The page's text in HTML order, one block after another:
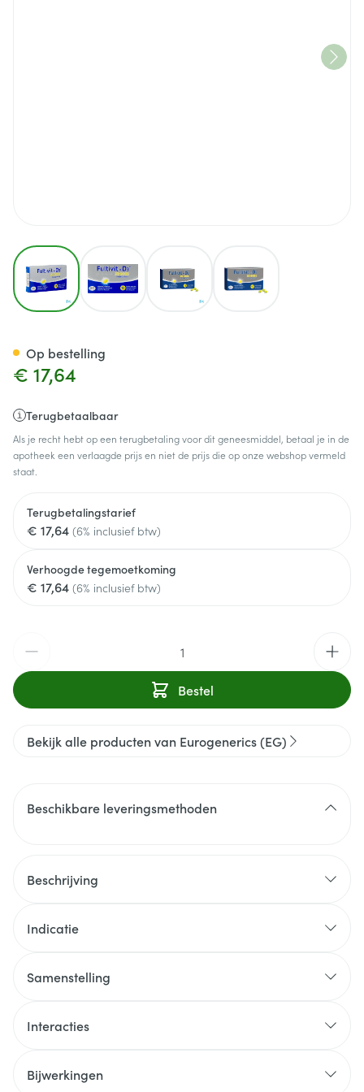
View larger image
€ 17,64
Terugbetaalbaar
Als je recht hebt op een terugbetaling voor dit geneesmiddel, betaal je in de
apotheek een verlaagde prijs en niet de prijs die op onze webshop vermeld
staat.
Terugbetalingstarief
€ 17,64 (6% inclusief btw)
Verhoogde tegemoetkoming
€ 17,64 (6% inclusief btw)
Bestel
Op bestelling
Bekijk alle producten van Eurogenerics (EG)
Beschikbare leveringsmethoden
Beschrijving
Indicatie
Samenstelling
Interacties
Bijwerkingen